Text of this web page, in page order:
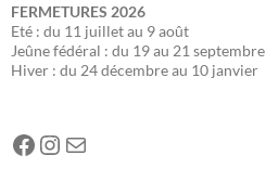
FERMETURES 2026
Eté : du 11 juillet au 9 août
Jeûne fédéral : du 19 au 21 septembre
Hiver : du 24 décembre au 10 janvier
Facebook
Instagram
E-mail